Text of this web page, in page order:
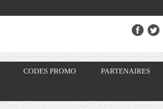
CODES PROMO PARTENAIRES